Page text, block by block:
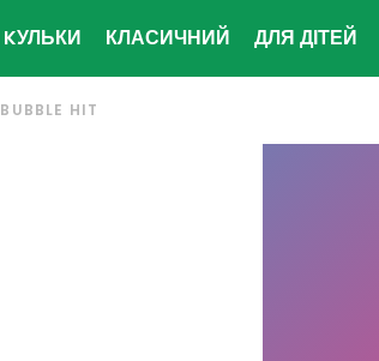
KУЛЬКИ КЛАСИЧНИЙ ДЛЯ ДІТЕЙ
BUBBLE HIT